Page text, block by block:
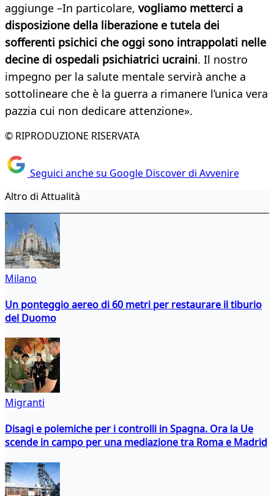
aggiunge –In particolare, vogliamo metterci a
disposizione della liberazione e tutela dei
sofferenti psichici che oggi sono intrappolati nelle
decine di ospedali psichiatrici ucraini. Il nostro
impegno per la salute mentale servirà anche a
sottolineare che è la guerra a rimanere l’unica vera
pazzia cui non dedicare attenzione».
© RIPRODUZIONE RISERVATA
Seguici anche su Google Discover di Avvenire
Altro di Attualità
Milano
Un ponteggio aereo di 60 metri per restaurare il tiburio
del Duomo
Migranti
Disagi e polemiche per i controlli in Spagna. Ora la Ue
scende in campo per una mediazione tra Roma e Madrid